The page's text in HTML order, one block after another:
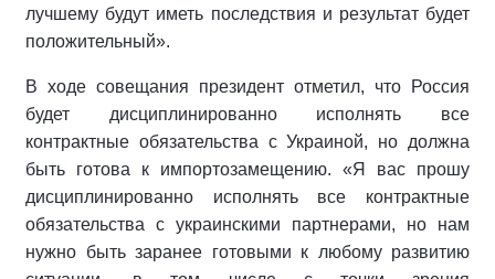
лучшему будут иметь последствия и результат будет
положительный».
В ходе совещания президент отметил, что Россия
будет дисциплинированно исполнять все
контрактные обязательства с Украиной, но должна
быть готова к импортозамещению. «Я вас прошу
дисциплинированно исполнять все контрактные
обязательства с украинскими партнерами, но нам
нужно быть заранее готовыми к любому развитию